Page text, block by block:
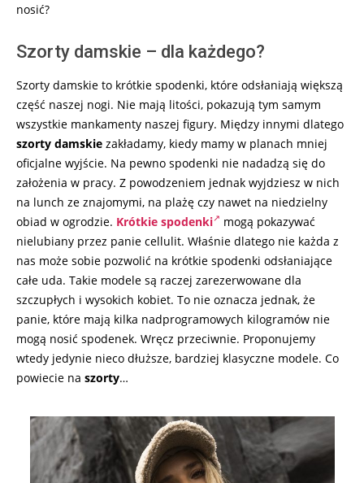
nosić?
Szorty damskie – dla każdego?
Szorty damskie to krótkie spodenki, które odsłaniają większą
część naszej nogi. Nie mają litości, pokazują tym samym
wszystkie mankamenty naszej figury. Między innymi dlatego
szorty damskie zakładamy, kiedy mamy w planach mniej
oficjalne wyjście. Na pewno spodenki nie nadadzą się do
założenia w pracy. Z powodzeniem jednak wyjdziesz w nich
na lunch ze znajomymi, na plażę czy nawet na niedzielny
obiad w ogrodzie. Krótkie spodenki
mogą pokazywać
nielubiany przez panie cellulit. Właśnie dlatego nie każda z
nas może sobie pozwolić na krótkie spodenki odsłaniające
całe uda. Takie modele są raczej zarezerwowane dla
szczupłych i wysokich kobiet. To nie oznacza jednak, że
panie, które mają kilka nadprogramowych kilogramów nie
mogą nosić spodenek. Wręcz przeciwnie. Proponujemy
wtedy jedynie nieco dłuższe, bardziej klasyczne modele. Co
powiecie na szorty…